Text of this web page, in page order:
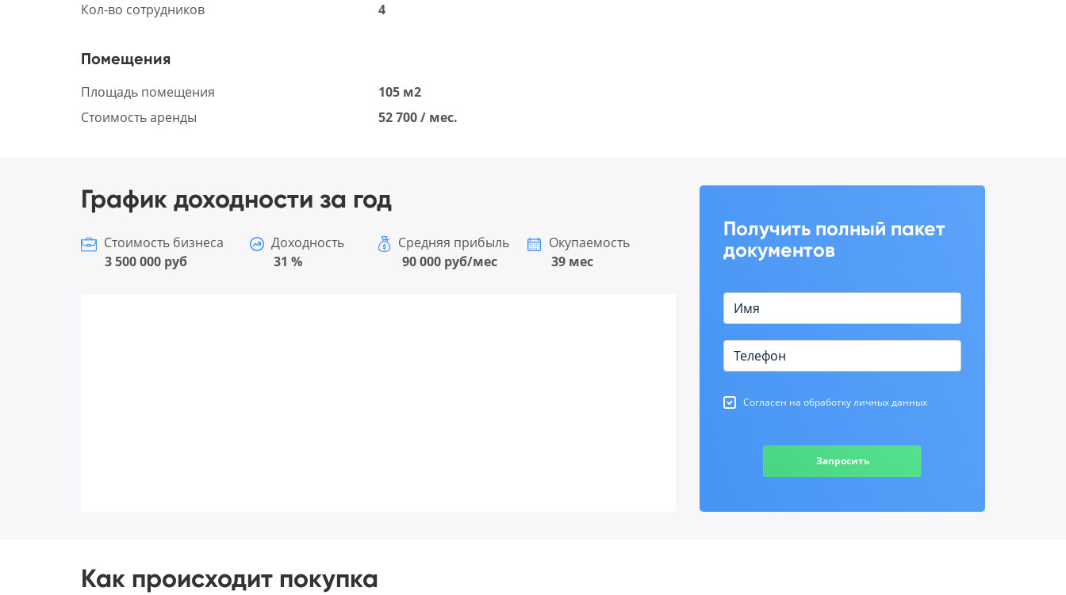
Кол-во сотрудников 4
Помещения
Площадь помещения
105 м2
Стоимость аренды
52 700 / мес.
График доходности за год
Стоимость бизнеса
3 500 000 руб
Доходность
31 %
Средняя прибыль
90 000 руб/мес
Окупаемость
39 мес
Получить полный пакет
документов
Согласен на обработку личных данных
Запросить
Как происходит покупка